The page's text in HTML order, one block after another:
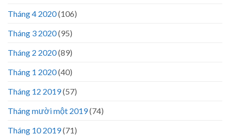
Tháng 4 2020(106)
Tháng 3 2020(95)
Tháng 2 2020(89)
Tháng 1 2020(40)
Tháng 12 2019(57)
Tháng mười một 2019(74)
Tháng 10 2019(71)